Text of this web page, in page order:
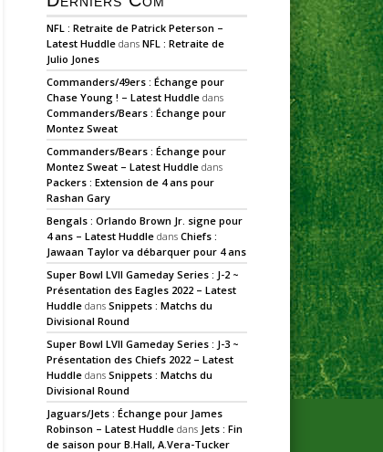
NFL : Retraite de Patrick Peterson –
Latest Huddle dansNFL : Retraite de
Julio Jones
Commanders/49ers : Échange pour
Chase Young ! – Latest Huddle dans
Commanders/Bears : Échange pour
Montez Sweat
Commanders/Bears : Échange pour
Montez Sweat – Latest Huddle dans
Packers : Extension de 4 ans pour
Rashan Gary
Bengals : Orlando Brown Jr. signe pour
4 ans – Latest Huddle dansChiefs :
Jawaan Taylor va débarquer pour 4 ans
Super Bowl LVII Gameday Series : J-2 ~
Présentation des Eagles 2022 – Latest
Huddle dansSnippets : Matchs du
Divisional Round
Super Bowl LVII Gameday Series : J-3 ~
Présentation des Chiefs 2022 – Latest
Huddle dansSnippets : Matchs du
Divisional Round
Jaguars/Jets : Échange pour James
Robinson – Latest Huddle dans Jets : Fin
de saison pour B.Hall, A.Vera-Tucker